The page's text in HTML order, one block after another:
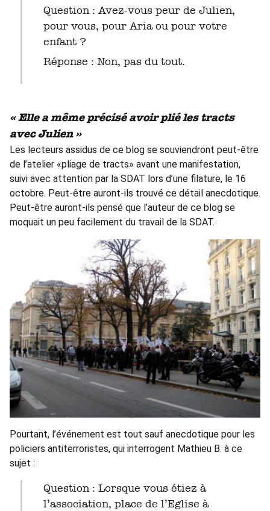
Question : Avez-vous peur de Julien,
pour vous, pour Aria ou pour votre
enfant ?
Réponse : Non, pas du tout.
« Elle a même précisé avoir plié les tracts
avec Julien »
Les lecteurs assidus de ce blog se souviendront peut-être
de l’atelier «pliage de tracts» avant une manifestation,
suivi avec attention par la SDAT lors d’une filature, le 16
octobre. Peut-être auront-ils trouvé ce détail anecdotique.
Peut-être auront-ils pensé que l’auteur de ce blog se
moquait un peu facilement du travail de la SDAT.
Pourtant, l’événement est tout sauf anecdotique pour les
policiers antiterroristes, qui interrogent Mathieu B. à ce
sujet :
Question : Lorsque vous étiez à
l’association, place de l’Eglise à